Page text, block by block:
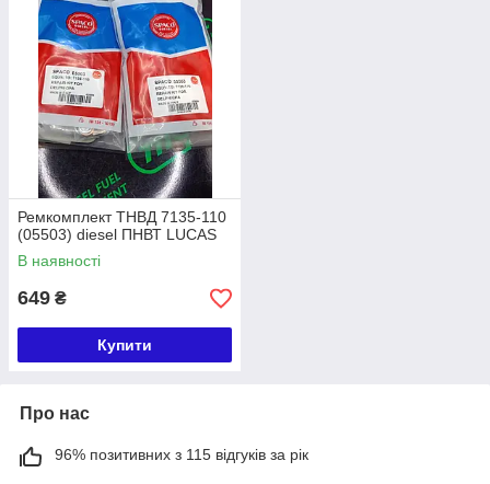
Ремкомплект ТНВД 7135-110
(05503) diesel ПНВТ LUCAS
В наявності
649 ₴
Купити
Про нас
96% позитивних з 115 відгуків за рік